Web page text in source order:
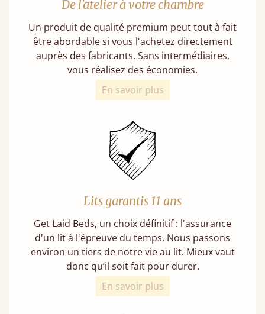
De l'atelier à votre chambre
Un produit de qualité premium peut tout à fait
être abordable si vous l'achetez directement
auprès des fabricants. Sans intermédiaires,
vous réalisez des économies.
En savoir plus
Lits garantis 11 ans
Get Laid Beds, un choix définitif : l'assurance
d'un lit à l'épreuve du temps. Nous passons
environ un tiers de notre vie au lit. Mieux vaut
donc qu’il soit fait pour durer.
En savoir plus